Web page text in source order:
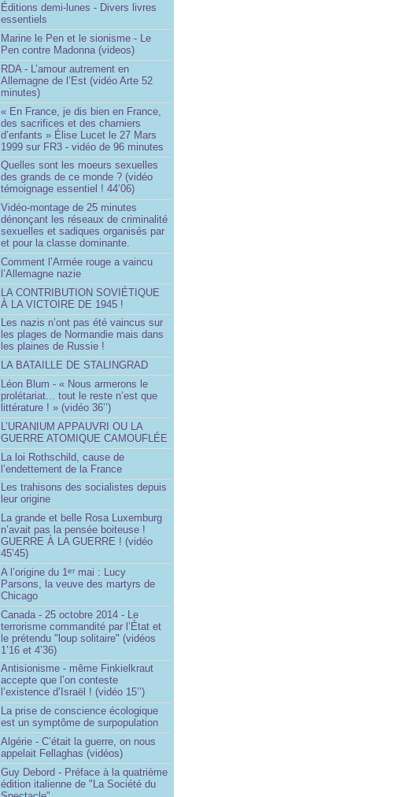
Éditions demi-lunes - Divers livres
essentiels
Marine le Pen et le sionisme - Le
Pen contre Madonna (videos)
RDA - L’amour autrement en
Allemagne de l’Est (vidéo Arte 52
minutes)
« En France, je dis bien en France,
des sacrifices et des charniers
d’enfants » Élise Lucet le 27 Mars
1999 sur FR3 - vidéo de 96 minutes
Quelles sont les moeurs sexuelles
des grands de ce monde ? (vidéo
témoignage essentiel ! 44’06)
Vidéo-montage de 25 minutes
dénonçant les réseaux de criminalité
sexuelles et sadiques organisés par
et pour la classe dominante.
Comment l’Armée rouge a vaincu
l’Allemagne nazie
LA CONTRIBUTION SOVIÉTIQUE
À LA VICTOIRE DE 1945 !
Les nazis n’ont pas été vaincus sur
les plages de Normandie mais dans
les plaines de Russie !
LA BATAILLE DE STALINGRAD
Léon Blum - « Nous armerons le
prolétariat... tout le reste n’est que
littérature ! » (vidéo 36’’)
L’URANIUM APPAUVRI OU LA
GUERRE ATOMIQUE CAMOUFLÉE
La loi Rothschild, cause de
l’endettement de la France
Les trahisons des socialistes depuis
leur origine
La grande et belle Rosa Luxemburg
n’avait pas la pensée boiteuse !
GUERRE À LA GUERRE ! (vidéo
45’45)
A l’origine du 1er mai : Lucy
Parsons, la veuve des martyrs de
Chicago
Canada - 25 octobre 2014 - Le
terrorisme commandité par l’État et
le prétendu "loup solitaire" (vidéos
1’16 et 4’36)
Antisionisme - même Finkielkraut
accepte que l’on conteste
l’existence d’Israël ! (vidéo 15’’)
La prise de conscience écologique
est un symptôme de surpopulation
Algérie - C’était la guerre, on nous
appelait Fellaghas (vidéos)
Guy Debord - Préface à la quatrième
édition italienne de "La Société du